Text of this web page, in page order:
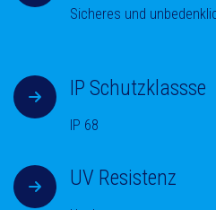
Sicheres und
IP Schutzklassse
IP 68
UV Resistenz